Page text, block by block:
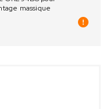
massique